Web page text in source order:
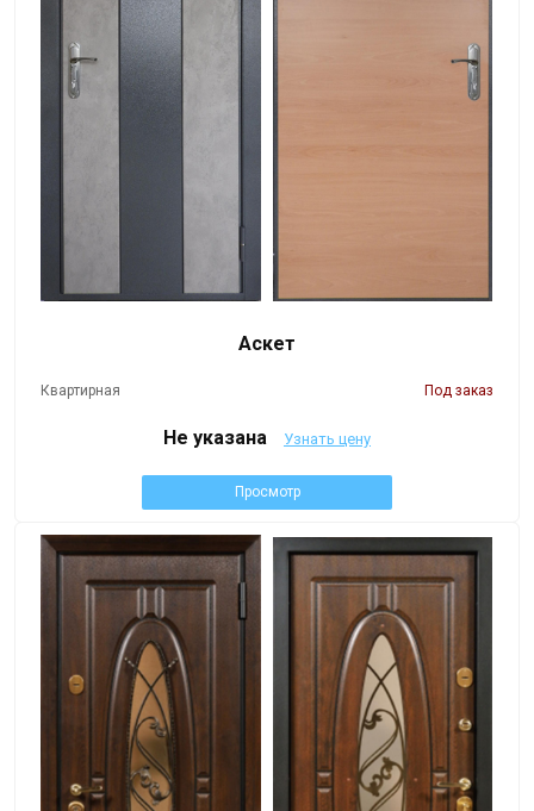
Аскет
Квартирная Под заказ
Не указана Узнать цену
Просмотр